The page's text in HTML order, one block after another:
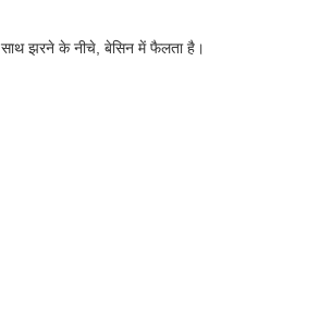
साथ झरने के नीचे, बेसिन में फैलता है।